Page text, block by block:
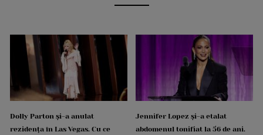
Dolly Parton și-a anulat
rezidența în Las Vegas. Cu ce
Jennifer Lopez și-a etalat
abdomenul tonifiat la 56 de ani.